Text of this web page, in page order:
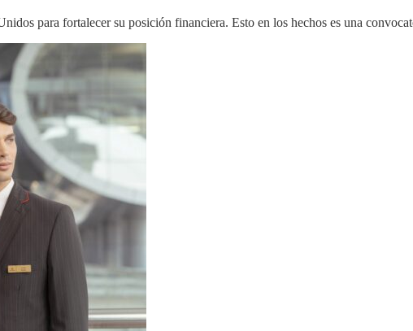
para fortalecer su posición financiera. Esto en los hechos es una